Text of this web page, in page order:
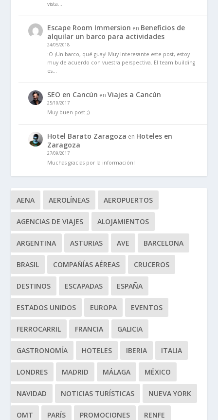
vista…
Escape Room Immersion en Beneficios de
alquilar un barco para actividades
24/05/2018
:O ¡Un barco, qué guay! Muy interesante este post, estoy
muy de acuerdo con vuestra perspectiva. El team building
es…
SEO en Cancún enViajes a Cancún
25/10/2017
Muy buen post ;)
Hotel Barato Zaragoza en Hoteles en
Zaragoza
27/09/2017
Muchas gracias por la información!
AENA AEROLÍNEAS AEROPUERTOS
AGENCIAS DE VIAJES ALOJAMIENTOS
ARGENTINA ASTURIAS AVE BARCELONA
BRASIL COMPAÑÍAS AÉREAS CRUCEROS
DESTINOS ESCAPADAS ESPAÑA
ESTADOS UNIDOS EUROPA EVENTOS
FERROCARRIL FRANCIA GALICIA
GASTRONOMÍA HOTELES IBERIA ITALIA
LONDRES MADRID MÁLAGA MÉXICO
NAVIDAD NOTICIAS TURÍSTICAS NUEVA YORK
OMT PARÍS PROMOCIONES RENFE